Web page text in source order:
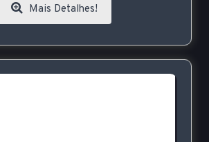
Mais Detalhes!